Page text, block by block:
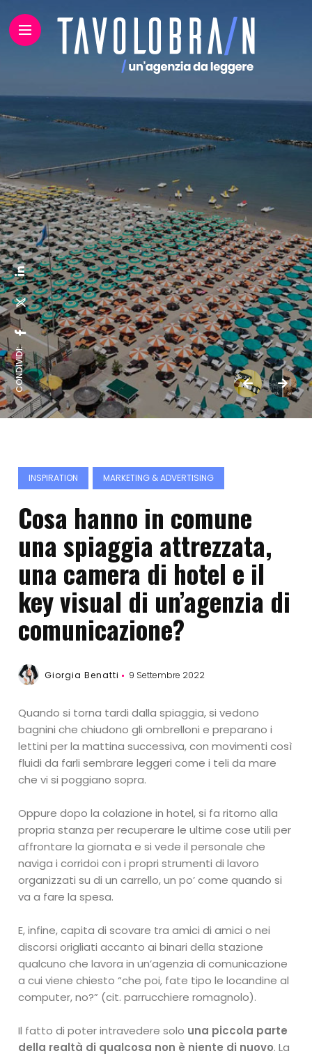
CONDIVIDI:
INSPIRATION MARKETING & ADVERTISING
Cosa hanno in comune
una spiaggia attrezzata,
una camera di hotel e il
key visual di un’agenzia di
comunicazione?
Giorgia Benatti 9 Settembre 2022
Quando si torna tardi dalla spiaggia, si vedono
bagnini che chiudono gli ombrelloni e preparano i
lettini per la mattina successiva, con movimenti così
fluidi da farli sembrare leggeri come i teli da mare
che vi si poggiano sopra.
Oppure dopo la colazione in hotel, si fa ritorno alla
propria stanza per recuperare le ultime cose utili per
affrontare la giornata e si vede il personale che
naviga i corridoi con i propri strumenti di lavoro
organizzati su di un carrello, un po’ come quando si
va a fare la spesa.
E, infine, capita di scovare tra amici di amici o nei
discorsi origliati accanto ai binari della stazione
qualcuno che lavora in un’agenzia di comunicazione
a cui viene chiesto “che poi, fate tipo le locandine al
computer, no?” (cit. parrucchiere romagnolo).
Il fatto di poter intravedere solo una piccola parte
della realtà di qualcosa non è niente di nuovo. La